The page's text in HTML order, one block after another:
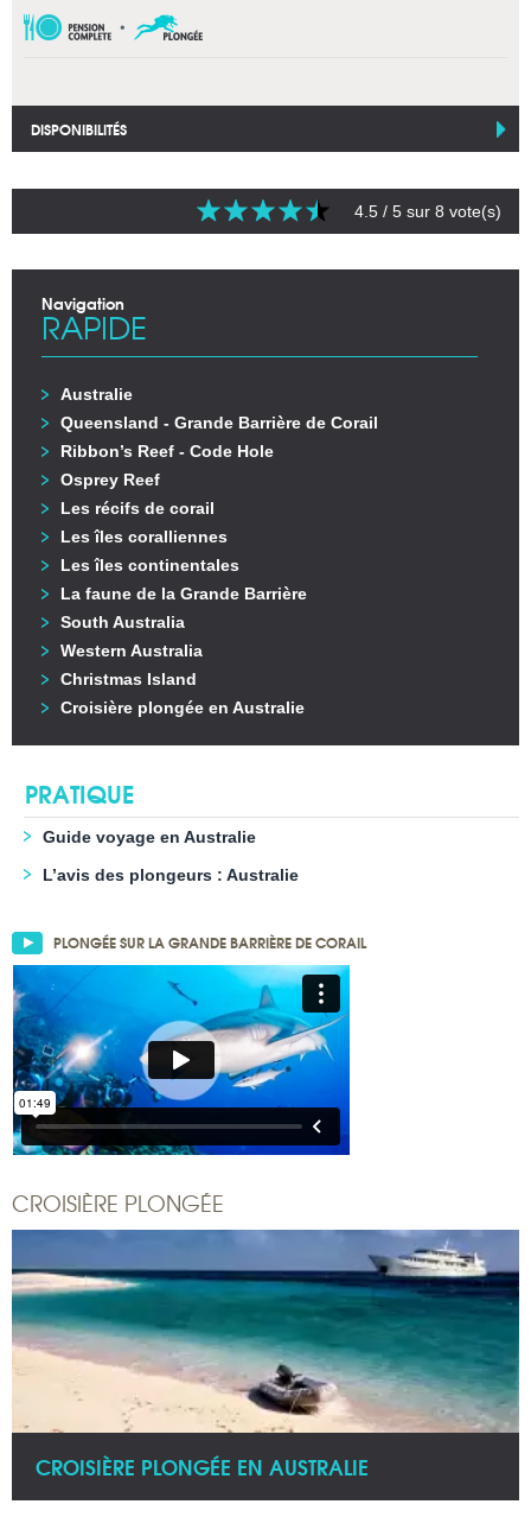
DISPONIBILITÉS
4.5 / 5 sur 8 vote(s)
Navigation
RAPIDE
Australie
Queensland - Grande Barrière de Corail
Ribbon’s Reef - Code Hole
Osprey Reef
Les récifs de corail
Les îles coralliennes
Les îles continentales
La faune de la Grande Barrière
South Australia
Western Australia
Christmas Island
Croisière plongée en Australie
PRATIQUE
Guide voyage en Australie
L’avis des plongeurs : Australie
PLONGÉE SUR LA GRANDE BARRIÈRE DE CORAIL
CROISIÈRE PLONGÉE
CROISIÈRE PLONGÉE EN AUSTRALIE